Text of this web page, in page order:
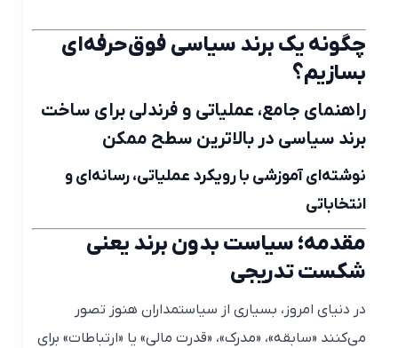
چگونه یک برند سیاسی فوق‌حرفه‌ای
بسازیم؟
راهنمای جامع، عملیاتی و فرندلی برای ساخت
برند سیاسی در بالاترین سطح ممکن
نوشته‌ای آموزشی با رویکرد عملیاتی، رسانه‌ای و
انتخاباتی
مقدمه؛ سیاست بدون برند یعنی
شکست تدریجی
در دنیای امروز، بسیاری از سیاستمداران هنوز تصور
می‌کنند «سابقه»، «مدرک»، «قدرت مالی» یا «ارتباطات» برای